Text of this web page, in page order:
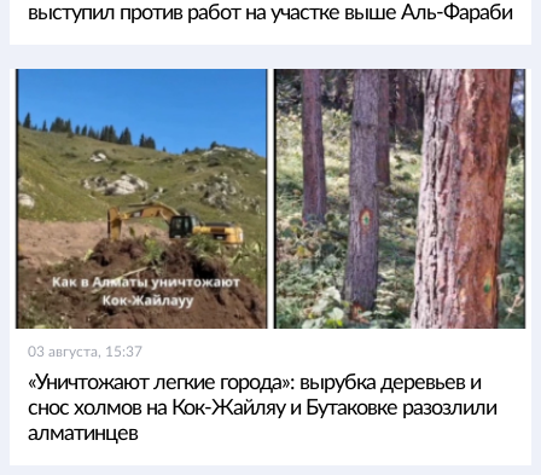
выступил против работ на участке выше Аль-Фараби
03 августа, 15:37
«Уничтожают легкие города»: вырубка деревьев и
снос холмов на Кок-Жайляу и Бутаковке разозлили
алматинцев